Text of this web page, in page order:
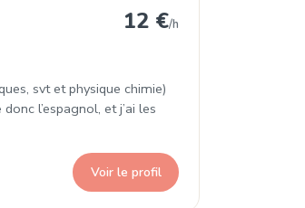
12 €/h
svt et physique chimie)
l’espagnol, et j’ai les
Voir le profil